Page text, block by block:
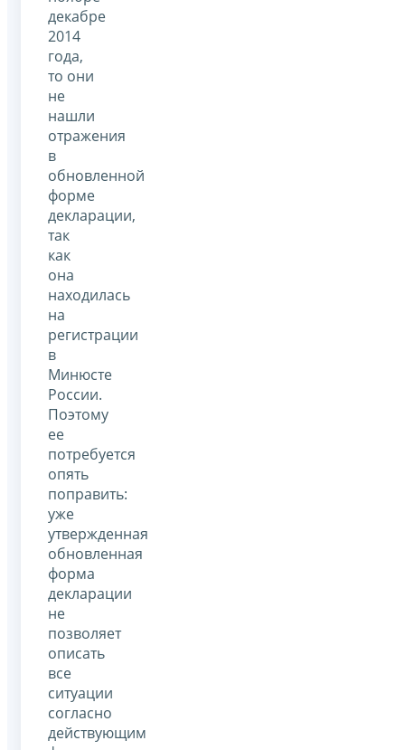
декабре
2014
года,
то они
не
нашли
отражения
в
обновленной
форме
декларации,
так
как
она
находилась
на
регистрации
в
Минюсте
России.
Поэтому
ее
потребуется
опять
поправить:
уже
утвержденная
обновленная
форма
декларации
не
позволяет
описать
все
ситуации
согласно
действующим